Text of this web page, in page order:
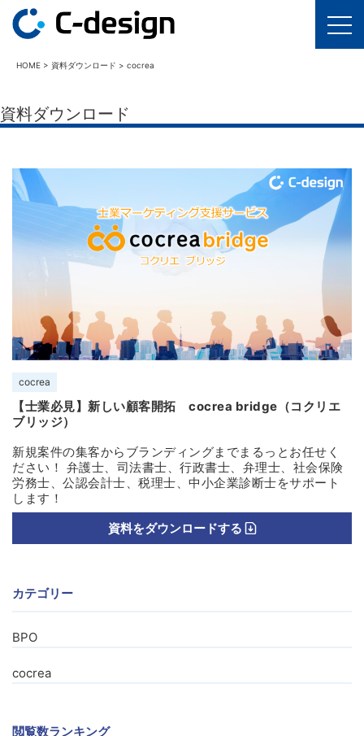
HOME > 資料ダウンロード > cocrea
資料ダウンロード
cocrea
【士業必見】新しい顧客開拓 cocrea bridge（コクリエ
ブリッジ）
新規案件の集客からブランディングまでまるっとお任せく
ださい！ 弁護士、司法書士、行政書士、弁理士、社会保険
労務士、公認会計士、税理士、中小企業診断士をサポート
します！
資料をダウンロードする
カテゴリー
BPO
cocrea
閲覧数ランキング